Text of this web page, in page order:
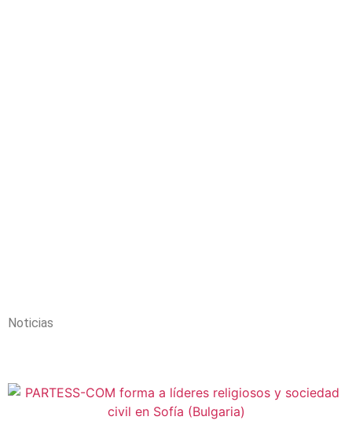
Noticias